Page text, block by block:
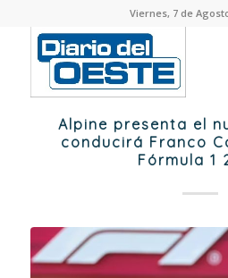
Viernes, 7 de
Alpine presenta el
conducirá Franco
Fórmula 1